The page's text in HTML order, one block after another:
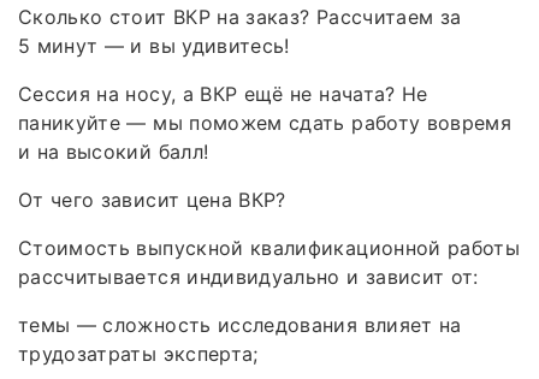
Сколько стоит ВКР на заказ? Рассчитаем за
5 минут — и вы удивитесь!
Сессия на носу, а ВКР ещё не начата? Не
паникуйте — мы поможем сдать работу вовремя
и на высокий балл!
От чего зависит цена ВКР?
Стоимость выпускной квалификационной работы
рассчитывается индивидуально и зависит от:
темы — сложность исследования влияет на
трудозатраты эксперта;